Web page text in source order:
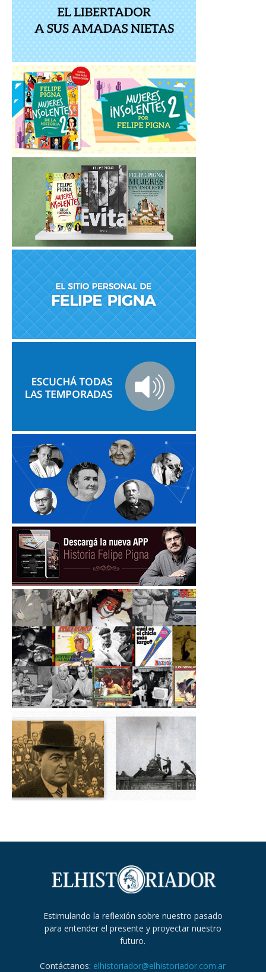
Estimulando la reflexión sobre nuestro pasado
para entender el presente y proyectar nuestro
futuro.
Contáctanos: elhistoriador@elhistoriador.com.ar